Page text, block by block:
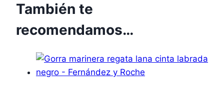
También te
recomendamos…